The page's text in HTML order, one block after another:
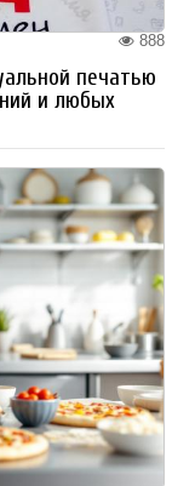
888
печатью
и любых